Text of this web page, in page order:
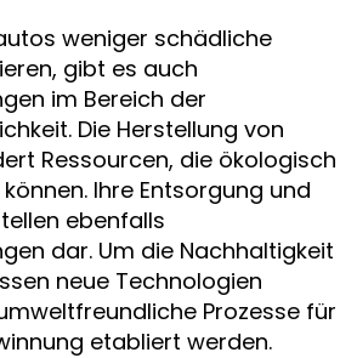
weniger schädliche
gibt es auch
im Bereich der
Die Herstellung von
Ressourcen, die ökologisch
Ihre Entsorgung und
ebenfalls
dar. Um die Nachhaltigkeit
neue Technologien
Prozesse für
etabliert werden.